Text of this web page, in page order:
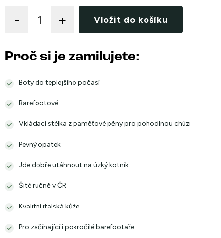
cena:
Vložit do košíku
Proč si je zamilujete:
Boty do teplejšího počasí
Barefootové
Vkládací stélka z paměťové pěny pro pohodlnou chůzi
Pevný opatek
Jde dobře utáhnout na úzký kotník
Šité ručně v ČR
Kvalitní italská kůže
Pro začínající i pokročilé barefootaře